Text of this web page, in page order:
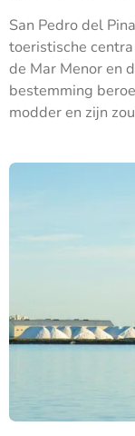
San Pedro del
toeristische
de Mar Menor en
bestemming
modder en zijn